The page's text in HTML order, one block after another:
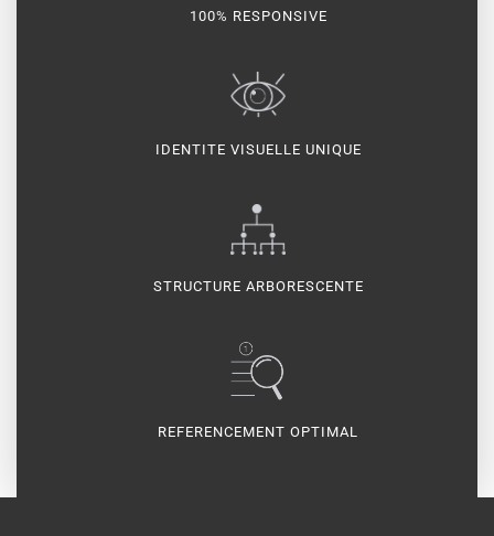
100% RESPONSIVE
IDENTITE VISUELLE UNIQUE
STRUCTURE ARBORESCENTE
REFERENCEMENT OPTIMAL